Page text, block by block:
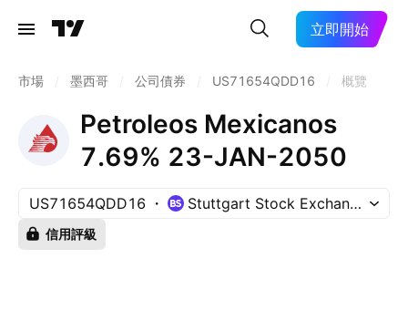
立即開始
市場 墨西哥 公司債券 US71654QDD16 概覽
Petroleos Mexicanos
7.69% 23-JAN-2050
US71654QDD16 Stuttgart Stock Exchange
信用評級